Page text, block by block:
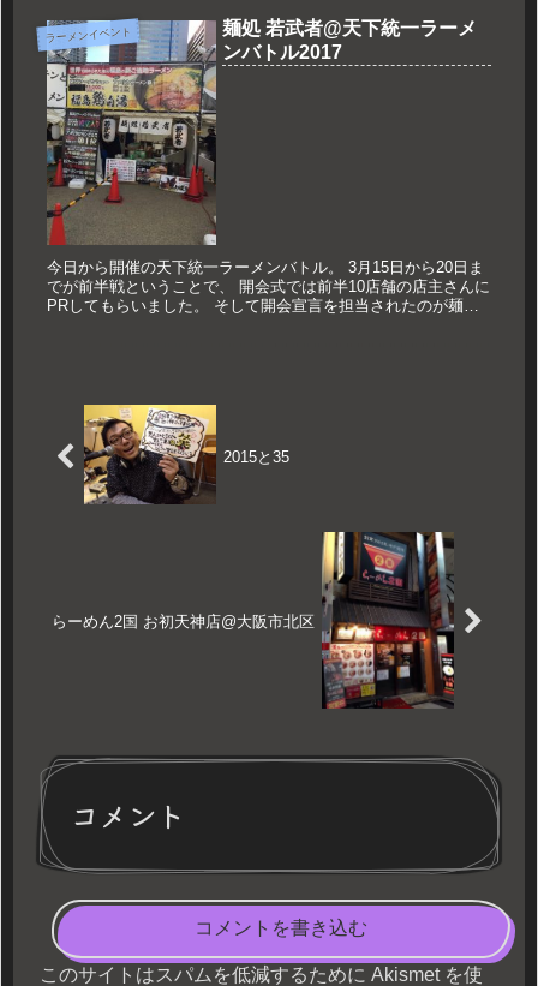
ラーメンイベント
麺処 若武者@天下統一ラーメ
ンバトル2017
今日から開催の天下統一ラーメンバトル。 3月15日から20日ま
でが前半戦ということで、 開会式では前半10店舗の店主さんに
PRしてもらいました。 そして開会宣言を担当されたのが麺処
2015と35
らーめん2国 お初天神店@大阪市北区
コメント
コメントを書き込む
このサイトはスパムを低減するために Akismet を使